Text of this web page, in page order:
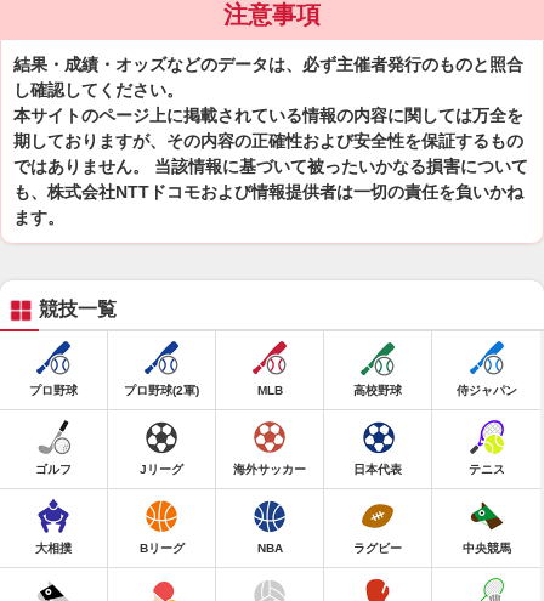
注意事項
結果・成績・オッズなどのデータは、必ず主催者発行のものと照合
し確認してください。
本サイトのページ上に掲載されている情報の内容に関しては万全を
期しておりますが、その内容の正確性および安全性を保証するもの
ではありません。 当該情報に基づいて被ったいかなる損害について
も、株式会社NTTドコモおよび情報提供者は一切の責任を負いかね
ます。
競技一覧
プロ野球 プロ野球(2軍) MLB 高校野球 侍ジャパン
ゴルフ Jリーグ 海外サッカー 日本代表 テニス
大相撲 Bリーグ NBA ラグビー 中央競馬